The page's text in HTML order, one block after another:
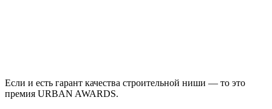
Если и есть гарант качества строительной ниши — то это
премия URBAN AWARDS.